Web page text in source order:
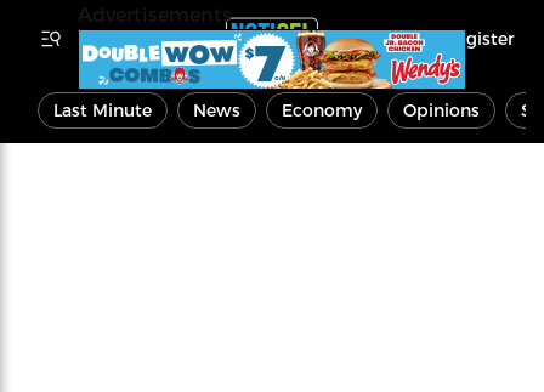
Register
Last Minute News Economy Opinions
Advertisements